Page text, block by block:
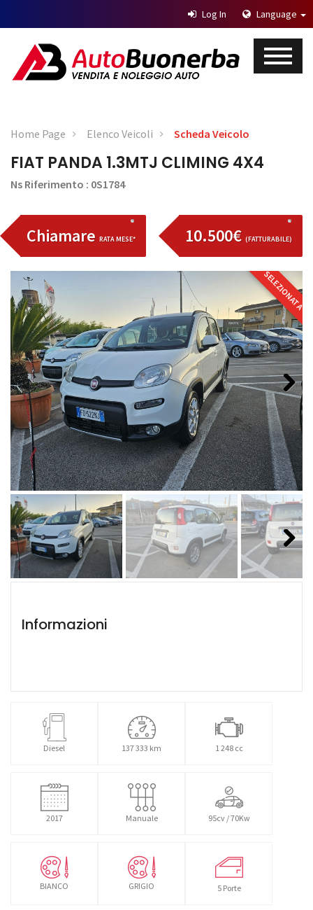
Log In Language
Home Page Elenco Veicoli Scheda Veicolo
FIAT PANDA 1.3MTJ CLIMING 4X4
Ns Riferimento : 0S1784
Chiamare RATA MESE* 10.500€ (FATTURABILE)
SELEZIONATA
Next
Informazioni
Diesel 137 333 km 1 248 cc
2017 Manuale 95cv / 70Kw
BIANCO GRIGIO 5 Porte